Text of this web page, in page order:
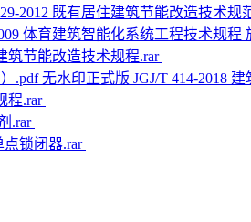
2012 既有居住建筑节能改造技术规
体育建筑智能化系统工程技术规程
筑节能改造技术规程.rar
无水印正式版 JGJ/T 414-2018
程.rar
.rar
点锁闭器.rar